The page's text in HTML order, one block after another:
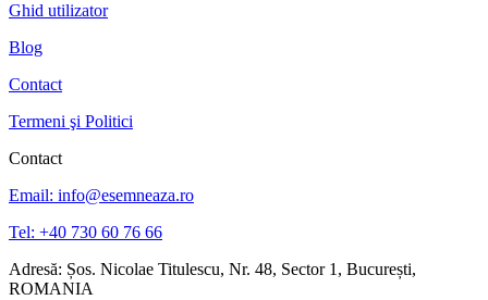
Ghid utilizator
Blog
Contact
Termeni şi Politici
Contact
Email: info@esemneaza.ro
Tel: +40 730 60 76 66
Adresă: Șos. Nicolae Titulescu, Nr. 48, Sector 1, București,
ROMANIA